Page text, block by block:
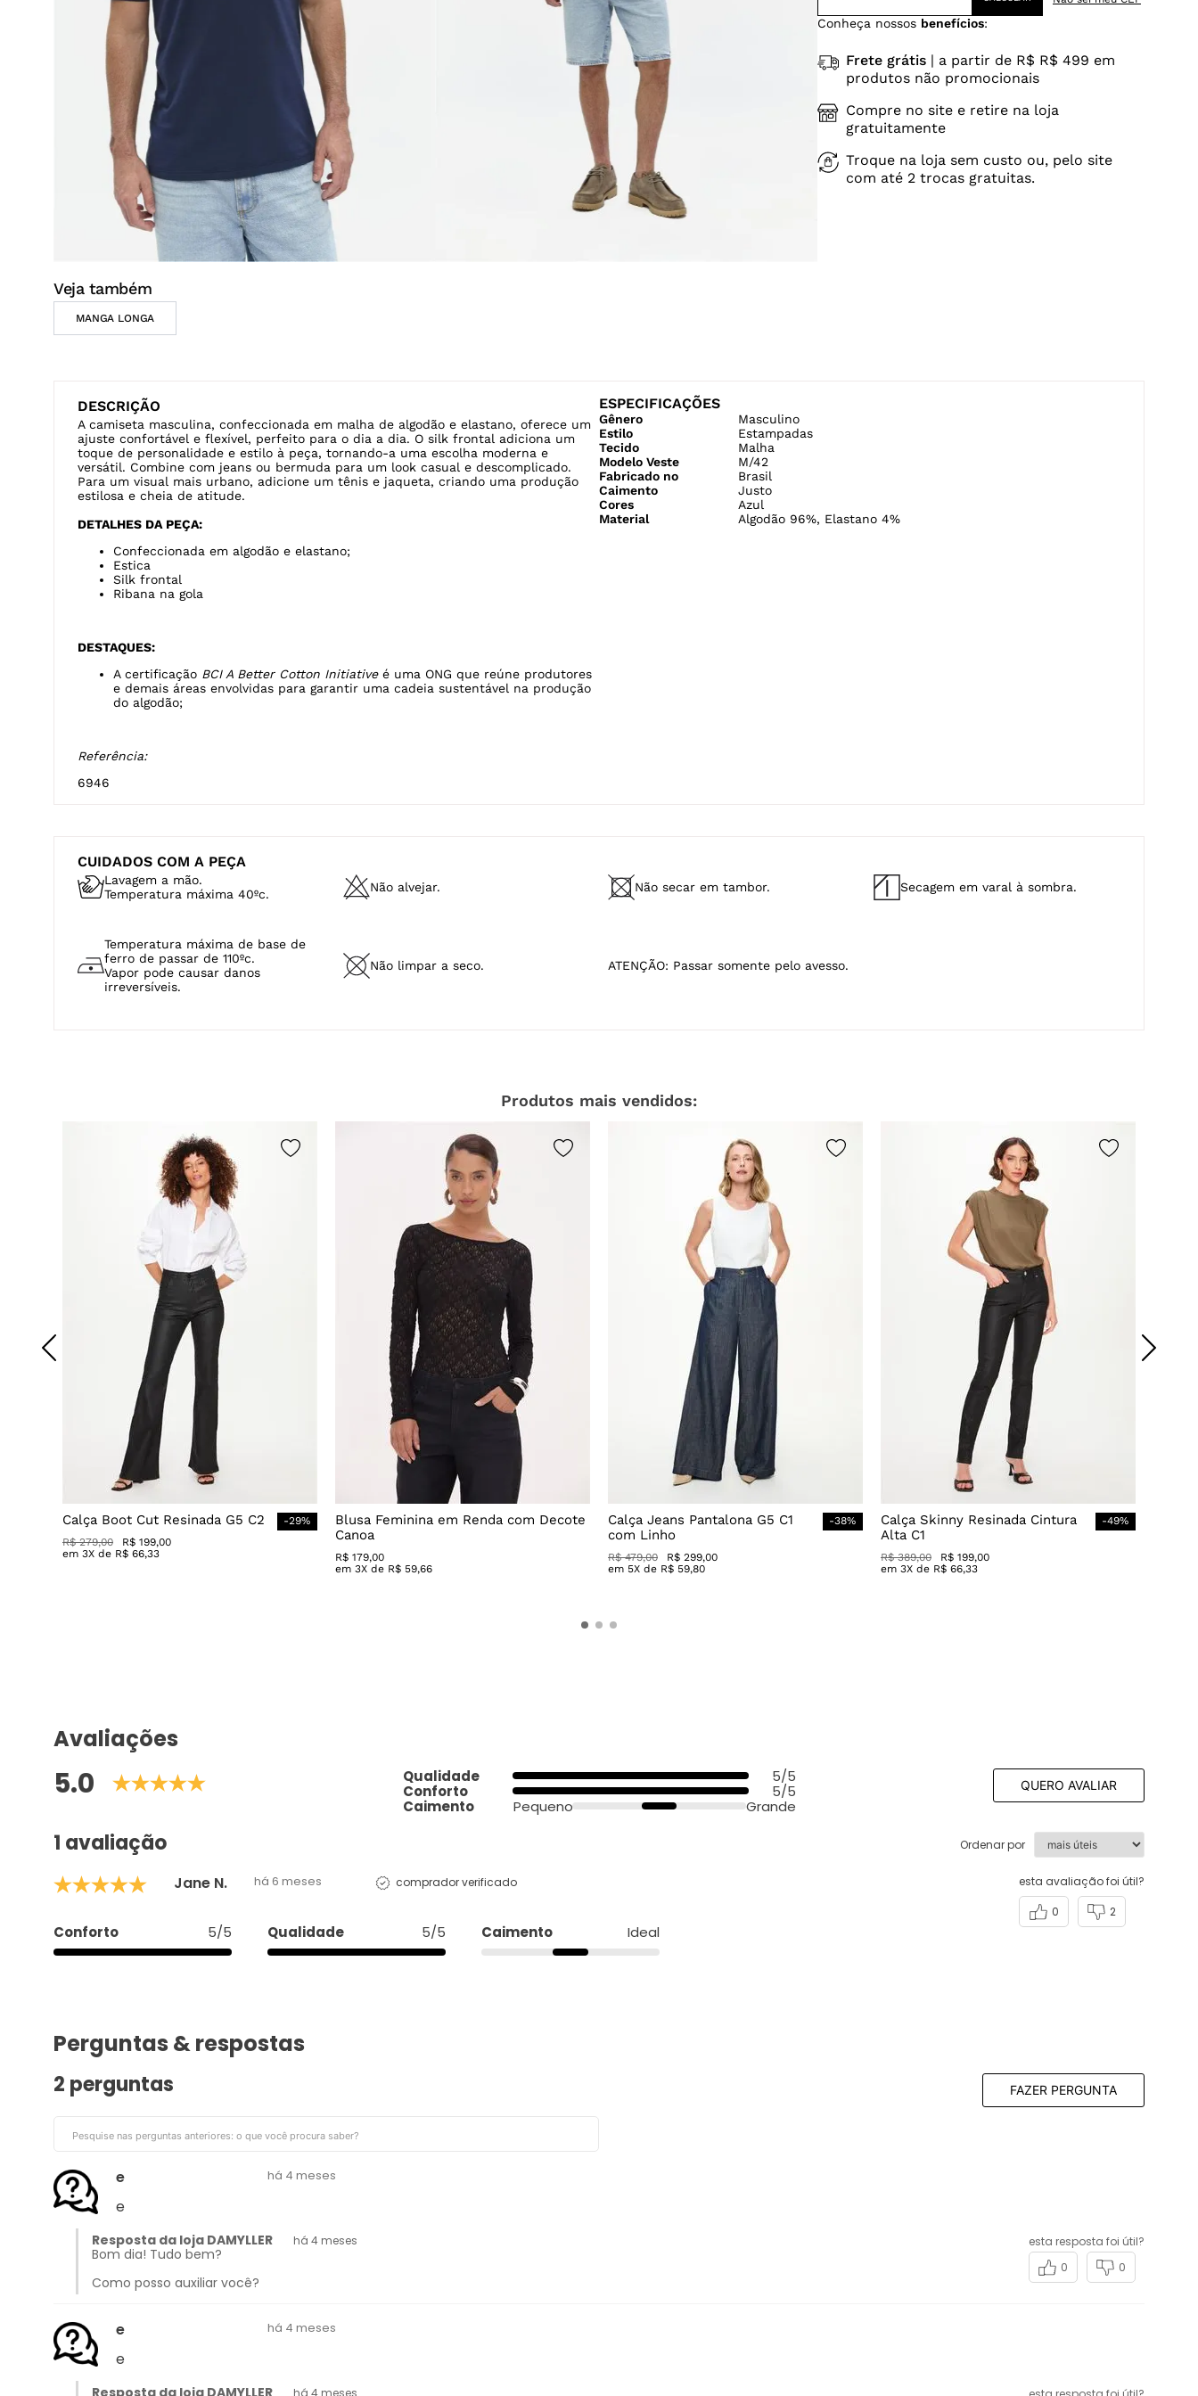
Conheça nossos benefícios:
Frete grátis| a partir de R$ R$ 499 em
produtos não promocionais
Compre no site e retire na loja
gratuitamente
Troque na loja sem custo ou, pelo site
com até 2 trocas gratuitas.
Veja também
MANGA LONGA
DESCRIÇÃO
A camiseta masculina, confeccionada em malha de algodão e elastano, oferece um
ajuste confortável e flexível, perfeito para o dia a dia. O silk frontal adiciona um
toque de personalidade e estilo à peça, tornando-a uma escolha moderna e
versátil. Combine com jeans ou bermuda para um look casual e descomplicado.
Para um visual mais urbano, adicione um tênis e jaqueta, criando uma produção
estilosa e cheia de atitude.
DETALHES DA PEÇA:
Confeccionada em algodão e elastano;
Estica
Silk frontal
Ribana na gola
DESTAQUES:
A certificação BCI A Better Cotton Initiativeé uma ONG que reúne produtores
e demais áreas envolvidas para garantir uma cadeia sustentável na produção
do algodão;
Referência:
6946
ESPECIFICAÇÕES
Gênero
Masculino
Estilo
Estampadas
Tecido
Malha
Modelo Veste
M/42
Fabricado no
Brasil
Caimento
Justo
Cores
Azul
Material
Algodão 96%, Elastano 4%
CUIDADOS COM A PEÇA
Lavagem a mão.
Temperatura máxima 40ºc.
Não alvejar. Não secar em tambor. Secagem em varal à sombra.
Temperatura máxima de base de
ferro de passar de 110ºc.
Vapor pode causar danos
irreversíveis.
Não limpar a seco. ATENÇÃO: Passar somente pelo avesso.
Produtos mais vendidos:
Calça Boot Cut Resinada G5 C2 -29%
R$ 279,00 R$ 199,00
em3X de R$ 66,33
Blusa Feminina em Renda com Decote
Canoa
R$ 179,00
em3X de R$ 59,66
Calça Jeans Pantalona G5 C1
com Linho
-38%
R$ 479,00 R$ 299,00
em 5X de R$ 59,80
Calça Skinny Resinada Cintura
Alta C1
-49%
R$ 389,00 R$ 199,00
em3X de R$ 66,33
Avaliações
5.0 Qualidade
5/5
Conforto
5/5
Caimento
Pequeno Grande
QUERO AVALIAR
1 avaliação Ordenar por
Jane N. há 6 meses comprador verificado
Conforto 5/5 Qualidade 5/5 Caimento Ideal
esta avaliação foi útil?
0
2
Perguntas & respostas
2 perguntas FAZER PERGUNTA
e há 4 meses
e
Resposta da loja DAMYLLER há 4 meses
Bom dia! Tudo bem?
Como posso auxiliar você?
esta resposta foi útil?
0
0
e há 4 meses
e
Resposta da loja DAMYLLER há 4 meses